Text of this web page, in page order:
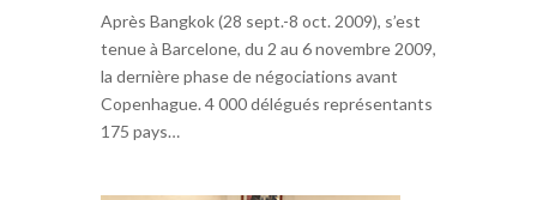
Après Bangkok (28 sept.-8 oct. 2009), s’est
tenue à Barcelone, du 2 au 6 novembre 2009,
la dernière phase de négociations avant
Copenhague. 4 000 délégués représentants
175 pays…